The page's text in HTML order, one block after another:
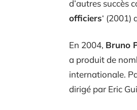
d’autres succès
officiers‘ (2001)
En 2004, Bruno
a produit de
internationale.
dirigé par Eric